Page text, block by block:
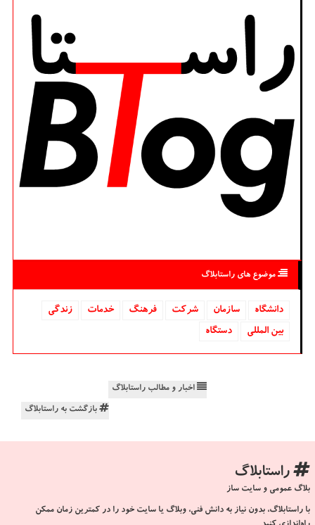
موضوع های راستابلاگ
دانشگاه‌ سازمان شركت فرهنگ خدمات
زندگی
بین المللی
دستگاه
اخبار و مطالب راستابلاگ
بازگشت به راستابلاگ
راستابلاگ
بلاگ عمومی و سایت ساز
با راستابلاگ، بدون نیاز به دانش فنی، وبلاگ یا سایت خود را در کمترین زمان ممکن